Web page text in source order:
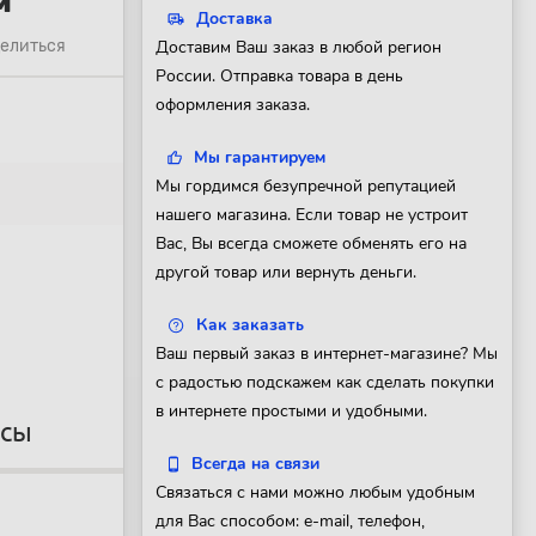
Доставка
Доставим Ваш заказ в любой регион
России. Отправка товара в день
оформления заказа.
Мы гарантируем
Мы гордимся безупречной репутацией
нашего магазина. Если товар не устроит
Вас, Вы всегда сможете обменять его на
другой товар или вернуть деньги.
Как заказать
Ваш первый заказ в интернет-магазине? Мы
с радостью подскажем как сделать покупки
в интернете простыми и удобными.
Всегда на связи
Связаться с нами можно любым удобным
для Вас способом: e-mail, телефон,